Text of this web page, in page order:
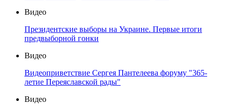
Видео
Президентские выборы на Украине. Первые итоги
предвыборной гонки
Видео
Видеоприветствие Сергея Пантелеева форуму "365-
летие Переяславской рады"
Видео